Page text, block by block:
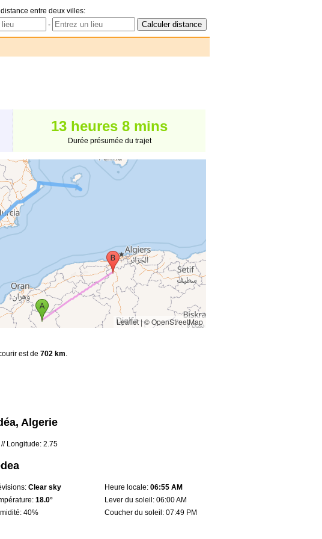
entre deux villes:
-
13 heures 8 mins
Durée présumée du trajet
Leaflet|© OpenStreetMap
est de 702 km.
Algerie
Longitude: 2.75
Clear sky
18.0°
40%
Heure locale: 06:55 AM
Lever du soleil: 06:00 AM
Coucher du soleil: 07:49 PM